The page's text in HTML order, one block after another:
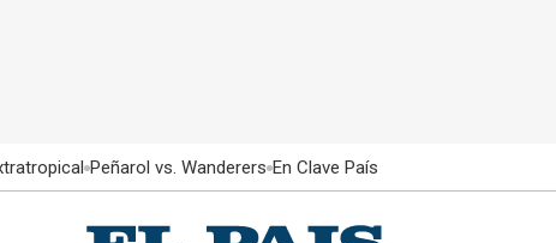
Peñarol vs. Wanderers En Clave País